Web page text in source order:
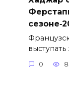
выступать
0